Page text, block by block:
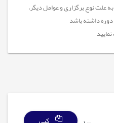
نوع برگزاری و عوامل دیگر،
داشته باشد